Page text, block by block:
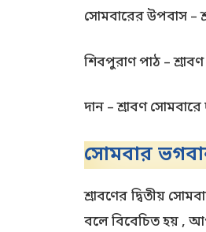
সোমবারের উপবাস –
শিবপুরাণ পাঠ –
দান – শ্রাবণ
সোমবার
শ্রাবণের দ্বিতীয়
বলে বিবেচিত হয় ,